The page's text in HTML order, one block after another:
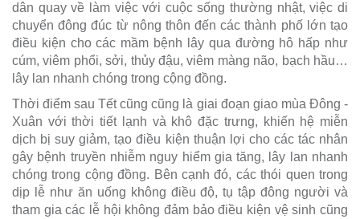
dân quay về làm việc với cuộc sống thường nhật, việc di
chuyển đông đúc từ nông thôn đến các thành phố lớn tạo
điều kiện cho các mầm bệnh lây qua đường hô hấp như
cúm, viêm phổi, sởi, thủy đậu, viêm màng não, bạch hầu…
lây lan nhanh chóng trong cộng đồng.
Thời điểm sau Tết cũng cũng là giai đoạn giao mùa Đông -
Xuân với thời tiết lạnh và khô đặc trưng, khiến hệ miễn
dịch bị suy giảm, tạo điều kiện thuận lợi cho các tác nhân
gây bệnh truyền nhiễm nguy hiểm gia tăng, lây lan nhanh
chóng trong cộng đồng. Bên cạnh đó, các thói quen trong
dịp lễ như ăn uống không điều độ, tụ tập đông người và
tham gia các lễ hội không đảm bảo điều kiện vệ sinh cũng